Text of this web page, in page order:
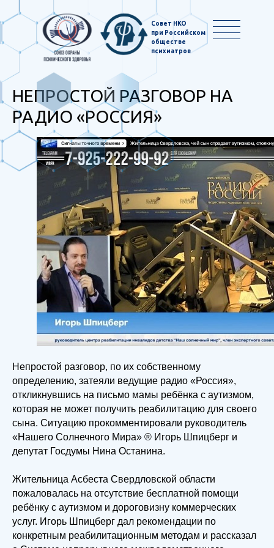
Совет НКО
при Российском
обществе
психиатров
НЕПРОСТОЙ РАЗГОВОР НА
РАДИО «РОССИЯ»
Непростой разговор, по их собственному
определению, затеяли ведущие радио «Россия»,
откликнувшись на письмо мамы ребёнка с аутизмом,
которая не может получить реабилитацию для своего
сына. Ситуацию прокомментировали руководитель
«Нашего Солнечного Мира» ® Игорь Шпицберг и
депутат Госдумы Нина Останина.
Жительница Асбеста Свердловской области
пожаловалась на отсутствие бесплатной помощи
ребёнку с аутизмом и дороговизну коммерческих
услуг. Игорь Шпицберг дал рекомендации по
конкретным реабилитационным методам и рассказал